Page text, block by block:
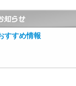
すすめ情報